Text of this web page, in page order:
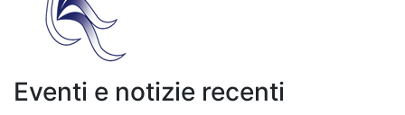
Eventi e notizie recenti